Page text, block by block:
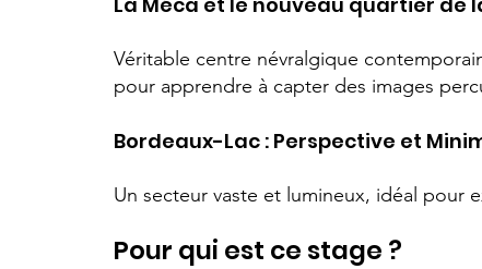
Véritable centre névralgique
pour apprendre à capter des images
Bordeaux-Lac : Perspective et
Un secteur vaste et lumineux, idéal pour
Pour qui est ce stage ?